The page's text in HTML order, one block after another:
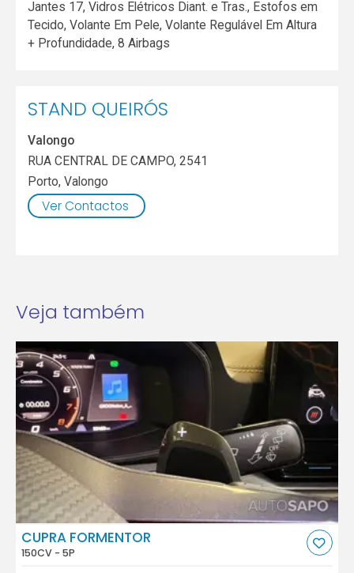
Jantes 17, Vidros Elétricos Diant. e Tras., Estofos em
Tecido, Volante Em Pele, Volante Regulável Em Altura
+ Profundidade, 8 Airbags
STAND QUEIRÓS
Valongo
RUA CENTRAL DE CAMPO, 2541
Porto,Valongo
Ver Contactos
Veja também
CUPRA FORMENTOR
150CV - 5P